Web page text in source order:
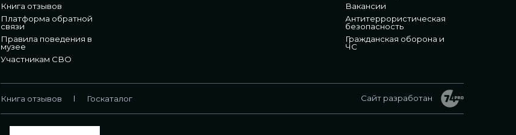
Книга отзывов
Платформа обратной
связи
Правила поведения в
музее
Участникам СВО
Вакансии
Антитеррористическая
безопасность
Гражданская оборона и
ЧС
Сайт разработан
Книга отзывов Госкаталог